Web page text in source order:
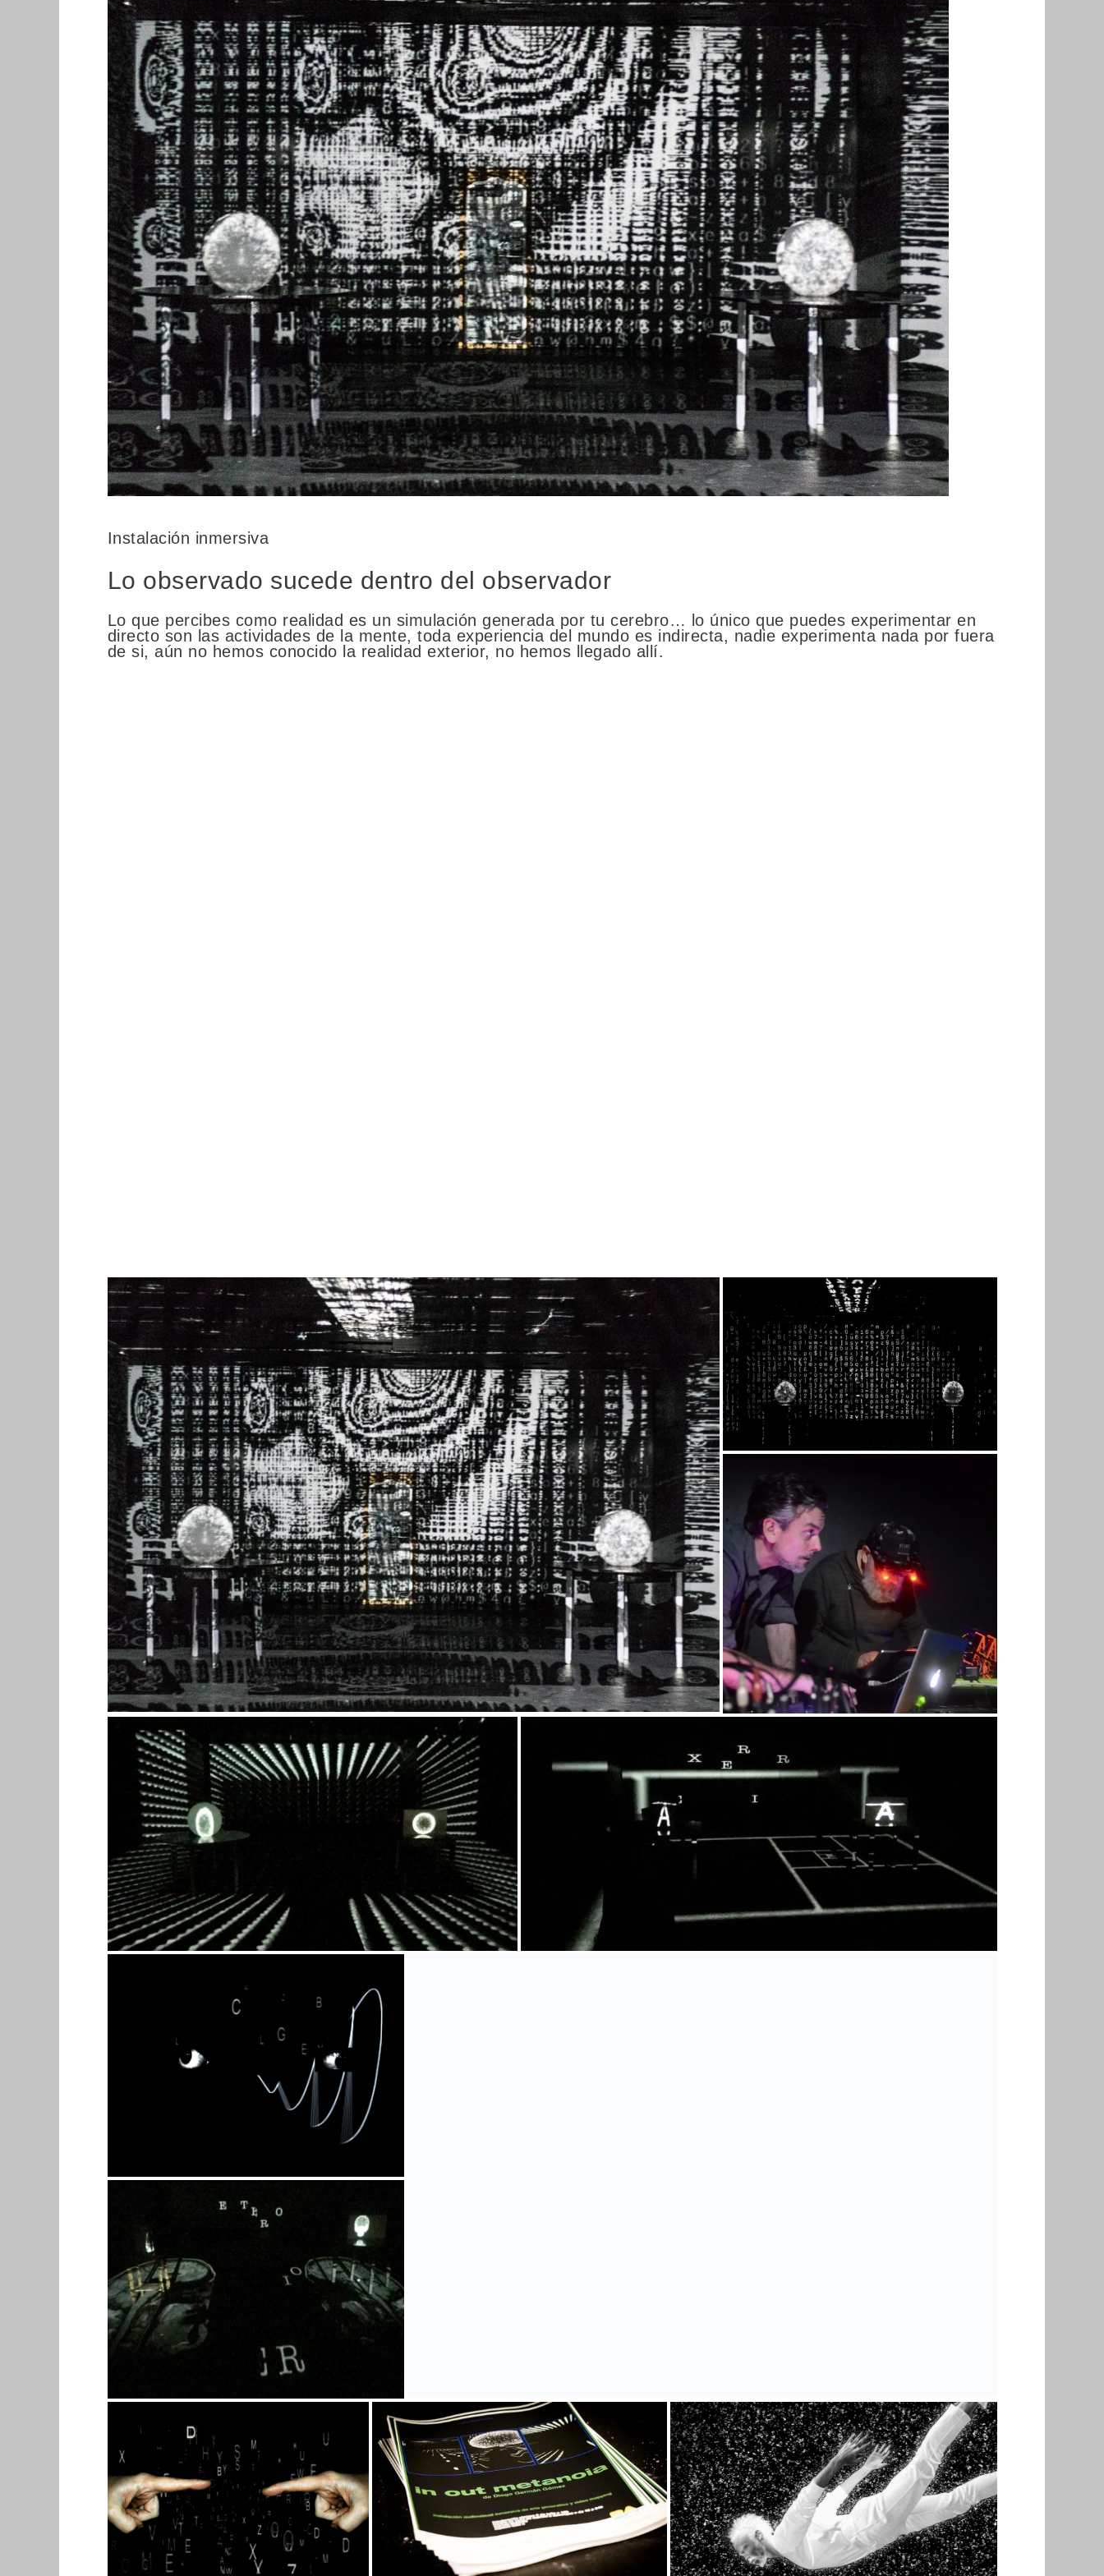
Instalación inmersiva
Lo observado sucede dentro del observador
Lo que percibes como realidad es un simulación generada por tu cerebro… lo único que puedes experimentar en
directo son las actividades de la mente, toda experiencia del mundo es indirecta, nadie experimenta nada por fuera
de si, aún no hemos conocido la realidad exterior, no hemos llegado allí.